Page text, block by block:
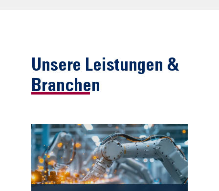
Unsere Leistungen &
Branchen